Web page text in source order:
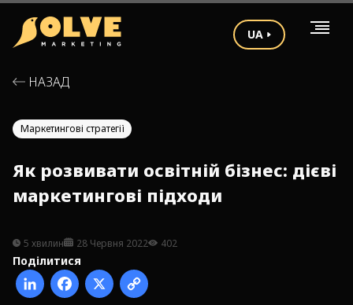
UA
НАЗАД
Маркетингові стратегії
Як розвивати освітній бізнес: дієві
маркетингові підходи
5 хвилин 28 Червня 2022 402
Поділитися